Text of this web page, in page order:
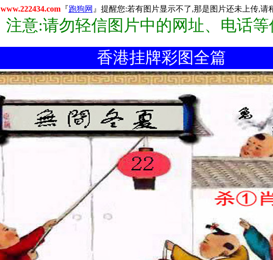
www.222434.com『跑狗网 』提醒您:若有图片显示不了,那是图片还未上传,请
注意:请勿轻信图片中的网址、电话等
香港挂牌彩图全篇